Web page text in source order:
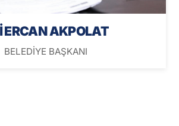
ERCAN AKPOLAT
BELEDİYE BAŞKANI